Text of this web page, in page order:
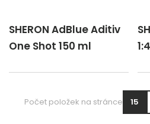
SHERON AdBlue Aditiv
One Shot 150 ml
Počet položek na stránce 15